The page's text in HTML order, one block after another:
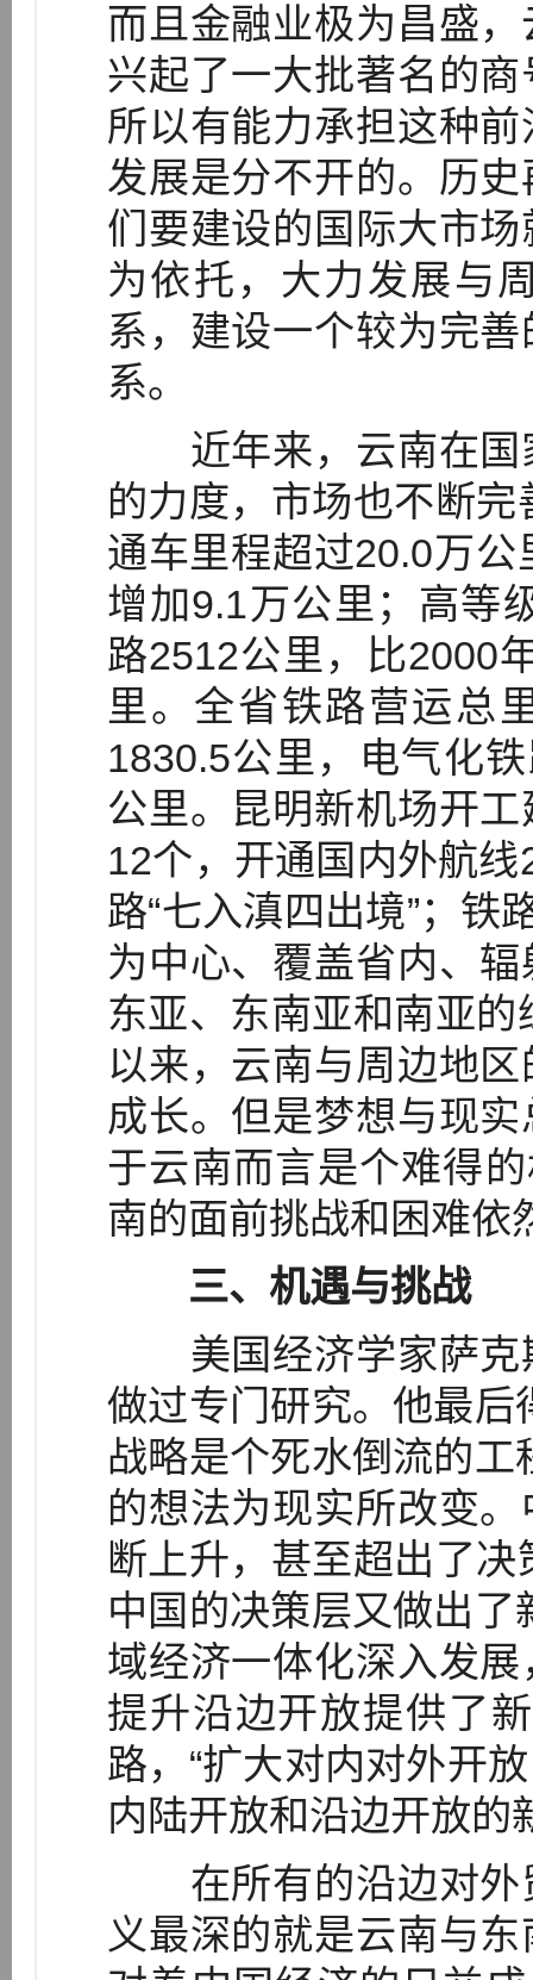
而且金融业极为昌盛
兴起了一大批著名的
所以有能力承担这种
发展是分不开的。历
们要建设的国际大市
为依托，大力发展与
系，建设一个较为完
系。
近年来，云南在国
的力度，市场也不断
通车里程超过20.0万
增加9.1万公里；高等
路2512公里，比2000
里。全省铁路营运总
1830.5公里，电气化
公里。昆明新机场开
12个，开通国内外航
路“七入滇四出境”；铁
为中心、覆盖省内、
东亚、东南亚和南亚
以来，云南与周边地
成长。但是梦想与现
于云南而言是个难得
南的面前挑战和困难依
三、机遇与挑战
美国经济学家萨克
做过专门研究。他最后
战略是个死水倒流的工
的想法为现实所改变
断上升，甚至超出了
中国的决策层又做出了
域经济一体化深入发
提升沿边开放提供了
路，“扩大对内对外开
内陆开放和沿边开放的
在所有的沿边对外
义最深的就是云南与